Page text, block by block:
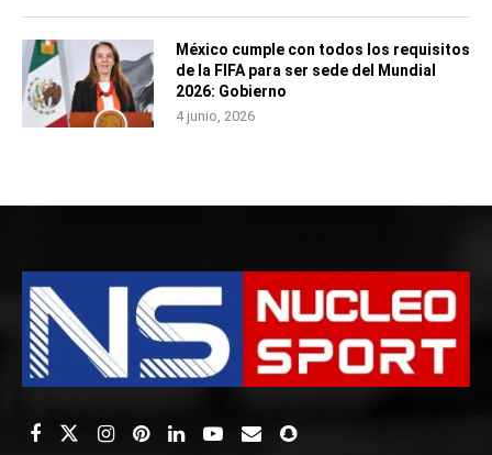
México cumple con todos los requisitos
de la FIFA para ser sede del Mundial
2026: Gobierno
4 junio, 2026